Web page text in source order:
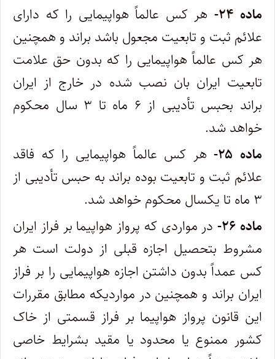
ماده ۲۴-
هر کس عالماً هواپیمایی را که دارای
علائم ثبت و تابعیت مجعول باشد براند و همچنین
هر کس عالماً هواپیمایی را که بدون حق علامت
‌تابعیت ایران بان نصب شده در خارج از ایران
براند بحبس تأدیبی از ۶ ماه تا ۳ سال محکوم
خواهد شد.
ماده ۲۵-
هر کس عالماً هواپیمایی را که فاقد
علائم ثبت و تابعیت بوده براند به حبس تأدیبی از
۳ ماه تا یکسال محکوم خواهد شد.
ماده ۲۶-
در مواردی که پرواز هواپیما بر فراز ایران
مشروط بتحصیل اجازه قبلی از دولت است هر
کس عمداً بدون داشتن اجازه هواپیمایی را بر ‌فراز
ایران براند و همچنین در مواردیکه مطابق مقررات
این قانون پرواز هواپیما بر فراز قسمتی از خاک
کشور ممنوع یا محدود یا مقید بشرایط خاصی